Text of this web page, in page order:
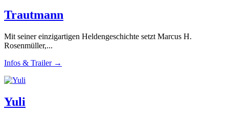
Trautmann
Mit seiner einzigartigen Heldengeschichte setzt Marcus H.
Rosenmüller,...
Infos & Trailer →
Yuli